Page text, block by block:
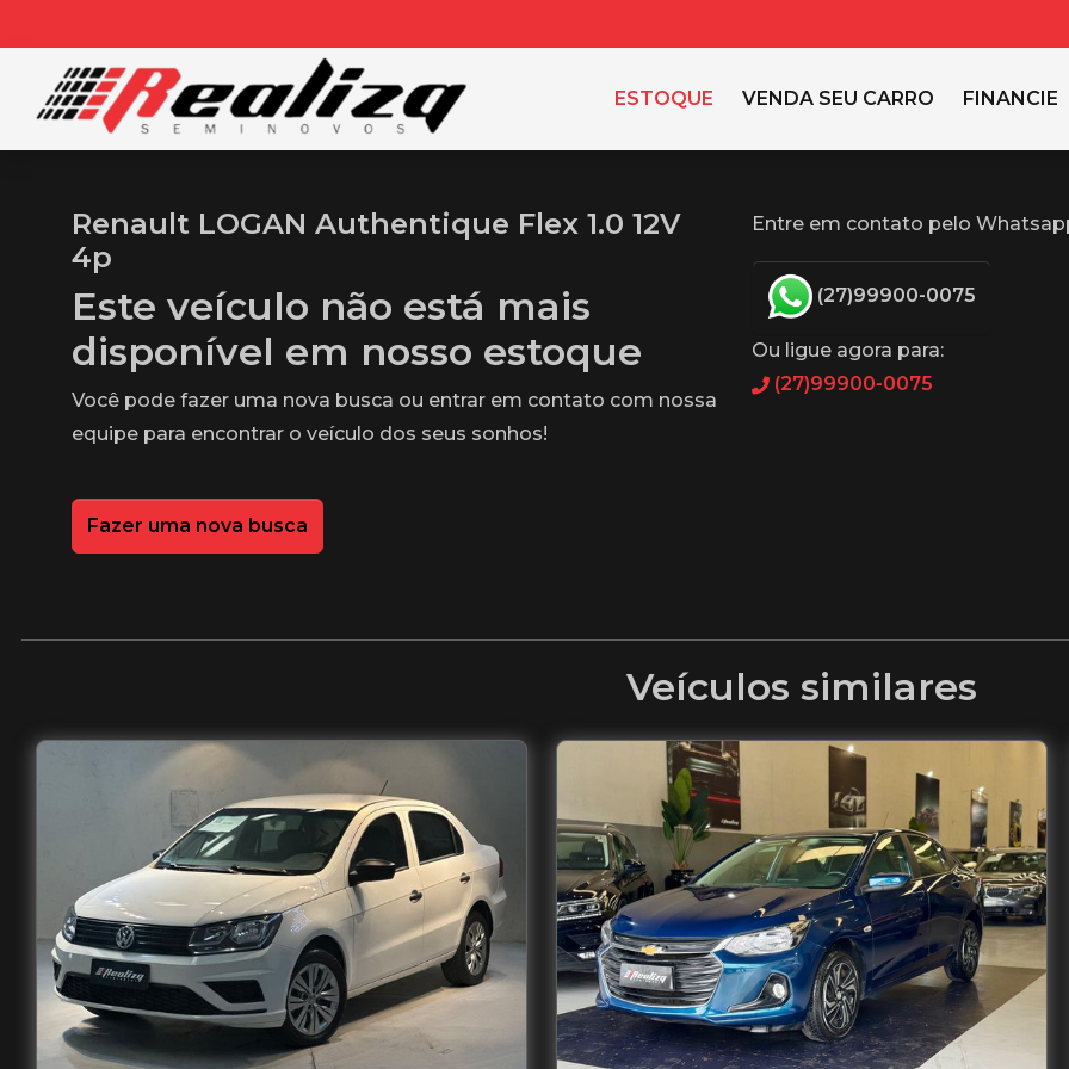
ESTOQUE VENDA SEU CARRO FINANCIE
Renault LOGAN Authentique Flex 1.0 12V
4p
Este veículo não está mais
disponível em nosso estoque
Você pode fazer uma nova busca ou entrar em contato com nossa
equipe para encontrar o veículo dos seus sonhos!
Fazer uma nova busca
Entre em contato pelo
(27)99900-0075
Ou ligue agora para:
(27)99900-0075
Veículos similares